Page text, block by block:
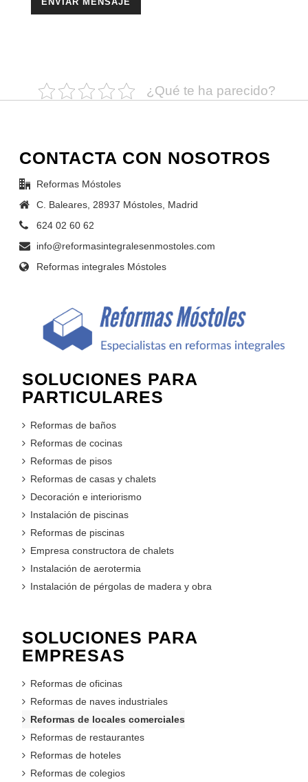
¿Qué te ha parecido?
CONTACTA CON NOSOTROS
Reformas Móstoles
C. Baleares, 28937 Móstoles, Madrid
624 02 60 62
info@reformasintegralesenmostoles.com
Reformas integrales Móstoles
SOLUCIONES PARA
PARTICULARES
Reformas de baños
Reformas de cocinas
Reformas de pisos
Reformas de casas y chalets
Decoración e interiorismo
Instalación de piscinas
Reformas de piscinas
Empresa constructora de chalets
Instalación de aerotermia
Instalación de pérgolas de madera y obra
SOLUCIONES PARA
EMPRESAS
Reformas de oficinas
Reformas de naves industriales
Reformas de locales comerciales
Reformas de restaurantes
Reformas de hoteles
Reformas de colegios